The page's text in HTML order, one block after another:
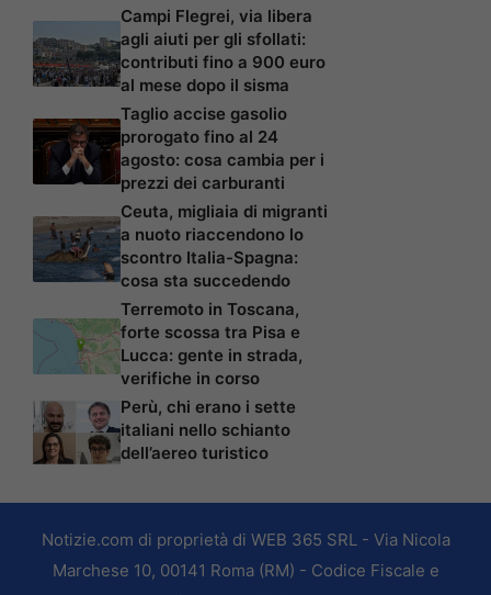
Campi Flegrei, via libera
agli aiuti per gli sfollati:
contributi fino a 900 euro
al mese dopo il sisma
Taglio accise gasolio
prorogato fino al 24
agosto: cosa cambia per i
prezzi dei carburanti
Ceuta, migliaia di migranti
a nuoto riaccendono lo
scontro Italia-Spagna:
cosa sta succedendo
Terremoto in Toscana,
forte scossa tra Pisa e
Lucca: gente in strada,
verifiche in corso
Perù, chi erano i sette
italiani nello schianto
dell’aereo turistico
Notizie.com di proprietà di WEB 365 SRL - Via Nicola
Marchese 10, 00141 Roma (RM) - Codice Fiscale e